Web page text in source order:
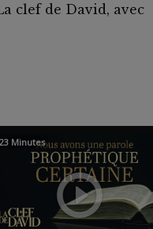
clef de David, avec
23 Minutes